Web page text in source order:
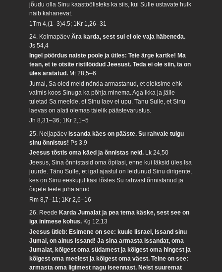
jõudu olla Sinu kaastöölisteks ka siis, kui Sulle ustavate hulk
näib kahanevat.
1Tm 4,(1–3)4.5; 1Kr 1,26–31
24. KolmapäevÄra karda, sest sul ei ole vaja häbeneda.
Js 54,4
Ingel pöördus naiste poole ja ütles: Teie ärge kartke! Ma
tean, et te otsite ristilöödud Jeesust. Teda ei ole siin, ta on
üles äratatud. Mt 28,5–6
Jumal, Sa oled meid nõnda armastanud, et oleksime ehk
valmis koos Sinuga ka põhja minema. Aga ikka ja jälle
tuletad Sa meelde, et Sinu laev ei upu. Tänu Sulle, et Sinu
laevas on alati olemas täielik päästevarustus.
Jh 8,31–36; 1Kr 2,1–5
25. NeljapäevIssanda käes on pääste. Su rahvale tulgu
sinu õnnistus! Ps 3,9
Jeesus tõstis oma käed ja õnnistas neid. Lk 24,50
Jeesus, Sina õnnistasid oma õpilasi, enne kui läksid üles Isa
juurde. Tänu Sulle, et igal ajastul on leidunud Sinu dirigente,
kes on Sinu eeskujul käsi tõstes Su rahvast õnnistanud ja
õigele teele juhatanud.
Rm 8,7–11; 1Kr 2,6–16
26. Reede Karda Jumalat ja pea tema käske, sest see on
iga inimese kohus. Kg 12,13
Jeesus ütleb: Esimene on see: kuule Iisrael, Issand sinu
Jumal, on ainus Issand! Ja sina armasta Issandat, oma
Jumalat, kõigest oma südamest ja kõigest oma hingest ja
kõigest oma meelest ja kõigest oma väest. Teine on see:
armasta oma ligimest nagu iseennast. Neist suuremat